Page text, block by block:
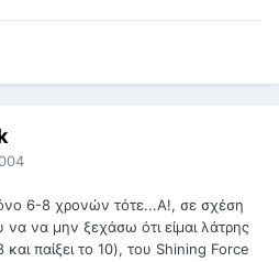
6-8 χρονών τότε...Α!, σε σχέση
να μην ξεχάσω ότι είμαι λάτρης
παίξει το 10), του Shining Force